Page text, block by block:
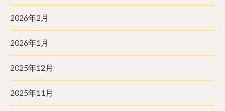
2026年2月
2026年1月
2025年12月
2025年11月